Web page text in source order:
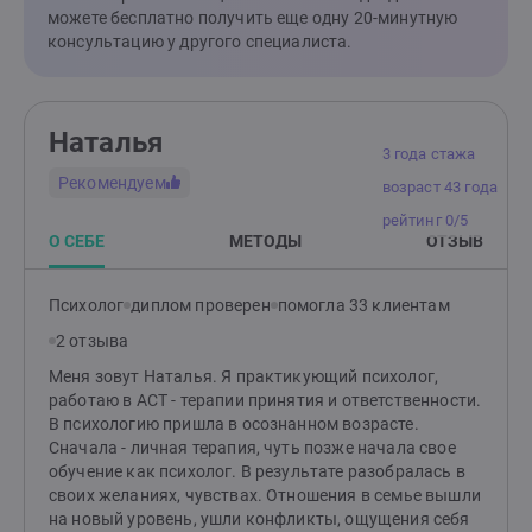
можете бесплатно получить еще одну 20-минутную
консультацию у другого специалиста.
3 года стажа
возраст 43 года
рейтинг 0/5
Наталья
Рекомендуем
О СЕБЕ МЕТОДЫ ОТЗЫВ
Психолог диплом проверен помогла 33 клиентам
2 отзыва
Меня зовут Наталья. Я практикующий психолог,
работаю в АСТ - терапии принятия и ответственности.
В психологию пришла в осознанном возрасте.
Сначала - личная терапия, чуть позже начала свое
обучение как психолог. В результате разобралась в
своих желаниях, чувствах. Отношения в семье вышли
на новый уровень, ушли конфликты, ощущения себя